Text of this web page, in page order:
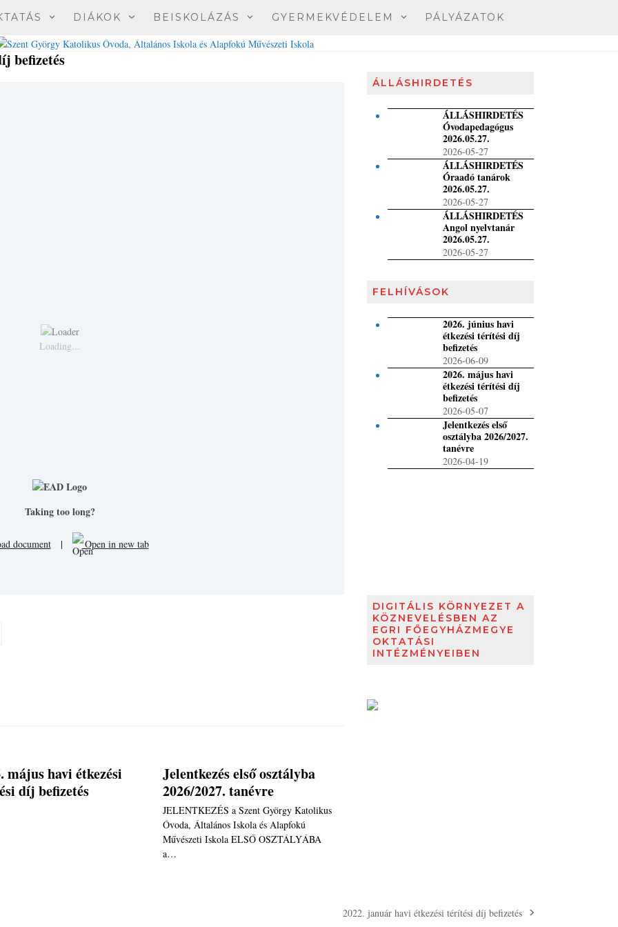
DIÁKOK BEISKOLÁZÁS GYERMEKVÉDELEM PÁLYÁZATOK
befizetés
Loading...
Taking too long?
document | Open in new tab
május havi étkezési
díj befizetés
Jelentkezés első osztályba
2026/2027. tanévre
JELENTKEZÉS a Szent György Katolikus
Óvoda, Általános Iskola és Alapfokú
Művészeti Iskola ELSŐ OSZTÁLYÁBA
a…
ÁLLÁSHIRDETÉS
ÁLLÁSHIRDETÉS
Óvodapedagógus
2026.05.27.
2026-05-27
ÁLLÁSHIRDETÉS
Óraadó tanárok
2026.05.27.
2026-05-27
ÁLLÁSHIRDETÉS
Angol nyelvtanár
2026.05.27.
2026-05-27
FELHÍVÁSOK
2026. június havi
étkezési térítési díj
befizetés
2026-06-09
2026. május havi
étkezési térítési díj
befizetés
2026-05-07
Jelentkezés első
osztályba 2026/2027.
tanévre
2026-04-19
DIGITÁLIS KÖRNYEZET A
KÖZNEVELÉSBEN AZ
EGRI FŐEGYHÁZMEGYE
OKTATÁSI
INTÉZMÉNYEIBEN
next
2022. január havi étkezési térítési díj befizetés